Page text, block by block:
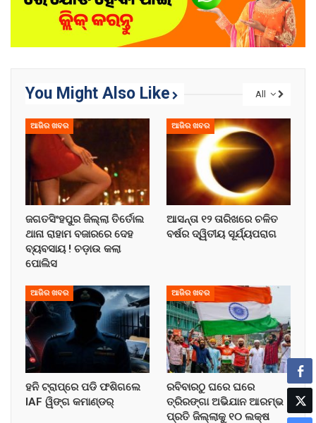
All
You Might Also Like
ଆଜିର ଖବର
ଜଗତସିଂହପୁର ଜିଲ୍ଲା ତିର୍ତୋଲ
ଥାନା ରାହାମ ବଜାରରେ ଦେହ
ବ୍ୟବସାୟ ! ଚଡ଼ାଉ କଲା
ପୋଲିସ
ଆଜିର ଖବର
ଆସନ୍ତା ୧୨ ତାରିଖରେ ଚଳିତ
ବର୍ଷର ଦ୍ୱିତୀୟ ସୂର୍ଯ୍ୟପରାଗ
ଆଜିର ଖବର
ହନି ଟ୍ରାପ୍‌ରେ ପଡି ଫଶିଗଲେ
IAF ୱିଙ୍ଗ କମାଣ୍ଡର୍
ଆଜିର ଖବର
ରବିବାରଠୁ ଘରେ ଘରେ
ତ୍ରିରଙ୍ଗା ଅଭିଯାନ ଆରମ୍ଭ !
ପ୍ରତି ଜିଲ୍ଲାକୁ ୧୦ ଲକ୍ଷ